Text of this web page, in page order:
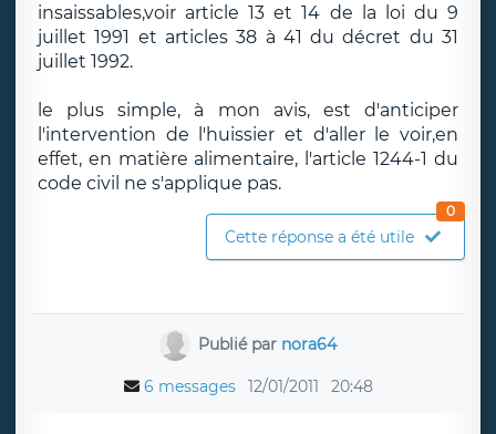
insaissables,voir article 13 et 14 de la loi du 9
juillet 1991 et articles 38 à 41 du décret du 31
juillet 1992.
le plus simple, à mon avis, est d'anticiper
l'intervention de l'huissier et d'aller le voir,en
effet, en matière alimentaire, l'article 1244-1 du
code civil ne s'applique pas.
Cette réponse a été utile
0
Publié par nora64
6 messages 12/01/2011 20:48